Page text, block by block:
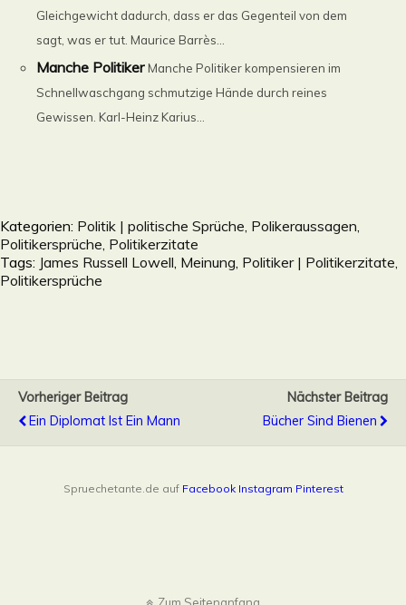
Gleichgewicht dadurch, dass er das Gegenteil von dem
sagt, was er tut. Maurice Barrès...
Manche Politiker Manche Politiker kompensieren im
Schnellwaschgang schmutzige Hände durch reines
Gewissen. Karl-Heinz Karius...
Kategorien: Politik | politische Sprüche, Polikeraussagen,
Politikersprüche, Politikerzitate
Tags: James Russell Lowell Meinung Politiker | Politikerzitate,
Politikersprüche
Vorheriger Beitrag
Ein Diplomat Ist Ein Mann
Nächster Beitrag
Bücher Sind Bienen
Spruechetante.de auf Facebook Instagram Pinterest
Zum Seitenanfang